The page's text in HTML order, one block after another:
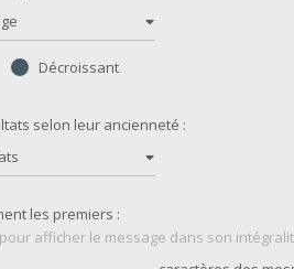
Décroissant
selon leur ancienneté :
les premiers :
afficher le message dans son